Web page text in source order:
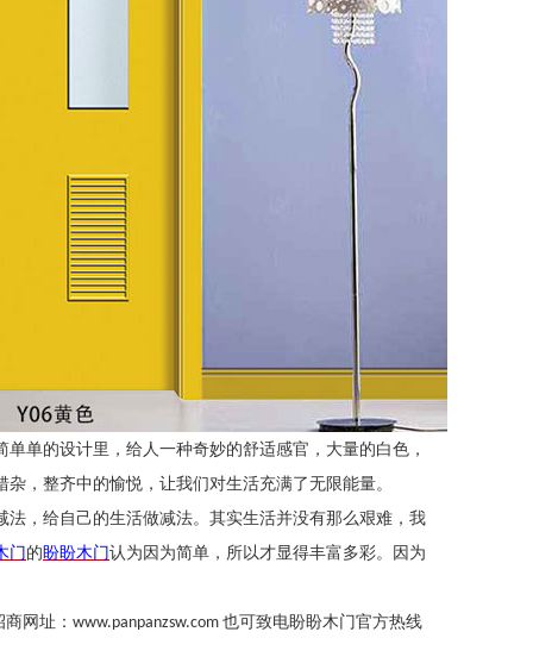
单的设计里，给人一种奇妙的舒适感官，大量的白色，
，整齐中的愉悦，让我们对生活充满了无限能量。
，给自己的生活做减法。其实生活并没有那么艰难，我
门 的盼盼木门认为因为简单，所以才显得丰富多彩。因为
网址： www.panpanzsw.com 也可致电盼盼木门官方热线